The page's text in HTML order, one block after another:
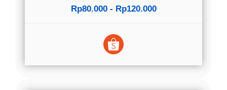
Rp80.000 - Rp120.000